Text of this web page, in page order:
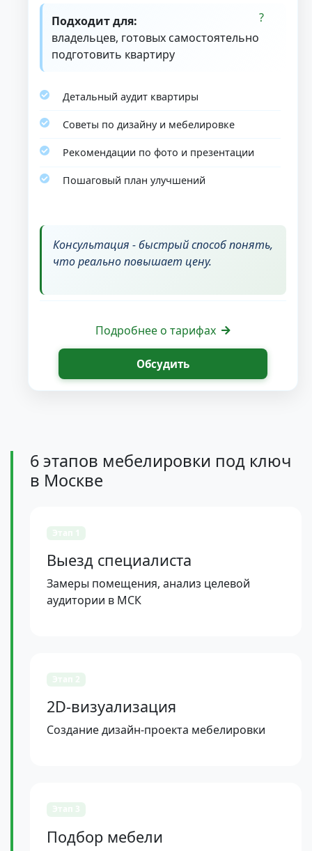
Подходит для:
владельцев, готовых самостоятельно
подготовить квартиру
Детальный аудит квартиры
Советы по дизайну и мебелировке
Рекомендации по фото и презентации
Пошаговый план улучшений
Консультация - быстрый способ понять,
что реально повышает цену.
Подробнее о тарифах
Обсудить
6 этапов мебелировки под ключ
в Москве
Выезд специалиста
Замеры помещения, анализ целевой
аудитории в МСК
2D-визуализация
Создание дизайн-проекта мебелировки
Подбор мебели